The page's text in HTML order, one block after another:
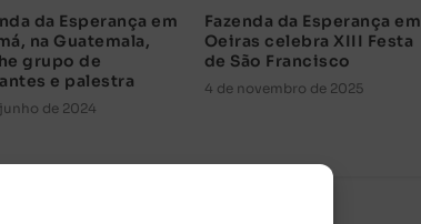
da Esperança em
na Guatemala,
grupo de
e palestra
de 2024
Fazenda da Esperança em
Oeiras celebra XIII Festa
de São Francisco
4 de novembro de 2025